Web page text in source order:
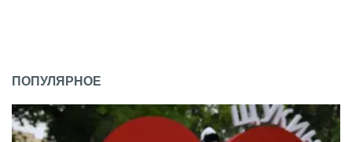
ПОПУЛЯРНОЕ